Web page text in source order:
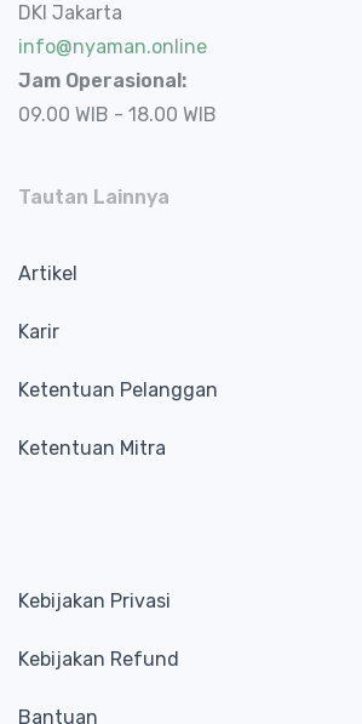
DKI Jakarta
info@nyaman.online
Jam Operasional:
09.00 WIB - 18.00 WIB
Tautan Lainnya
Artikel
Karir
Ketentuan Pelanggan
Ketentuan Mitra
Kebijakan Privasi
Kebijakan Refund
Bantuan